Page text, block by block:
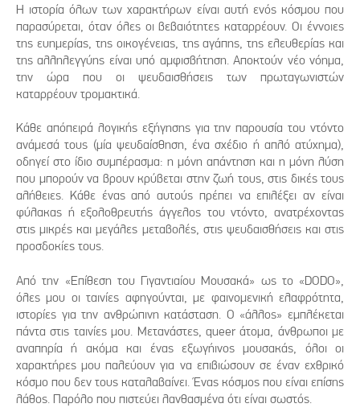
Η ιστορία όλων των χαρακτήρων είναι αυτή ενός κόσμου που
παρασύρεται, όταν όλες οι βεβαιότητες καταρρέουν. Οι έννοιες
της ευημερίας, της οικογένειας, της αγάπης, της ελευθερίας και
της αλληλεγγύης είναι υπό αμφισβήτηση. Αποκτούν νέο νόημα,
την ώρα που οι ψευδαισθήσεις των πρωταγωνιστών
καταρρέουν τρομακτικά.
Κάθε απόπειρά λογικής εξήγησης για την παρουσία του ντόντο
ανάμεσά τους (μία ψευδαίσθηση, ένα σχέδιο ή απλό ατύχημα),
οδηγεί στο ίδιο συμπέρασμα: η μόνη απάντηση και η μόνη λύση
που μπορούν να βρουν κρύβεται στην ζωή τους, στις δικές τους
αλήθειες. Κάθε ένας από αυτούς πρέπει να επιλέξει αν είναι
φύλακας ή εξολοθρευτής άγγελος του ντόντο, ανατρέχοντας
στις μικρές και μεγάλες μεταβολές, στις ψευδαισθήσεις και στις
προσδοκίες τους.
Από την «Επίθεση του Γιγαντιαίου Μουσακά» ως το «DODO»,
όλες μου οι ταινίες αφηγούνται, με φαινομενική ελαφρότητα,
ιστορίες για την ανθρώπινη κατάσταση. Ο «άλλος» εμπλέκεται
πάντα στις ταινίες μου. Μετανάστες, queer άτομα, άνθρωποι με
αναπηρία ή ακόμα και ένας εξωγήινος μουσακάς, όλοι οι
χαρακτήρες μου παλεύουν για να επιβιώσουν σε έναν εχθρικό
κόσμο που δεν τους καταλαβαίνει. Ένας κόσμος που είναι επίσης
λάθος. Παρόλο που πιστεύει λανθασμένα ότι είναι σωστός.